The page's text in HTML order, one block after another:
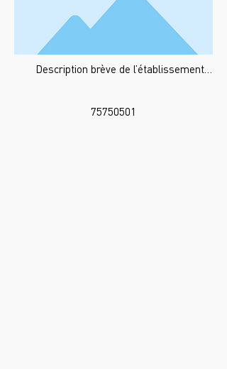
Description brève de l’établissement…
75750501